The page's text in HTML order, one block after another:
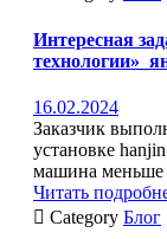
Интересная
16.02.2024
Заказчик
установке
машина меньше
Читать
 Category Блог